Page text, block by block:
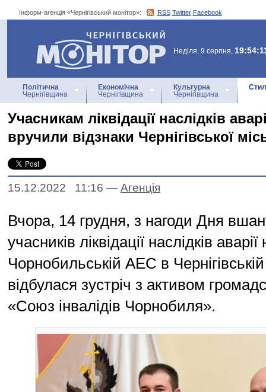
Інформ-агенція «Чернігівський монітор»: RSS Twitter Facebook
Інформ-агенція
«Чернігівський монітор»
Неділя, 9 серпня,
Політична
Чернігівщина
Економічна
Чернігівщина
Культурна
Чернігівщина
Учасникам ліквідації наслідків
вручили відзнаки Чернігівської
15.12.2022 11:16 — Агенцiя
Вчора, 14 грудня, з нагоди Дня
учасників ліквідації наслідків аварії
Чорнобильській АЕС в Чернігівській
відбулася зустріч з активом
«Союз інвалідів Чорнобиля».